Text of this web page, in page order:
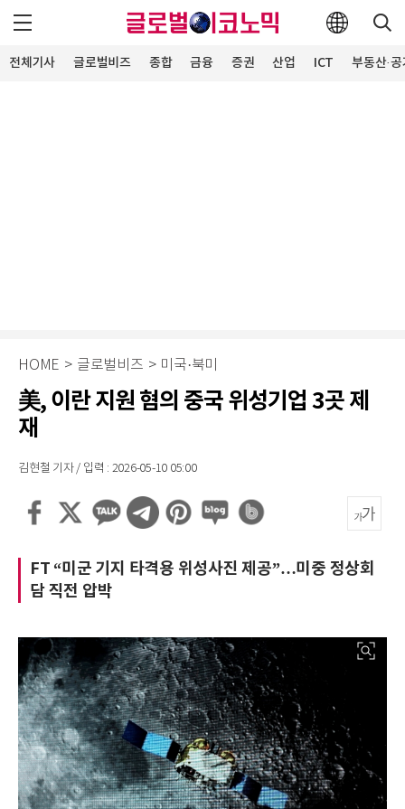
전체기사 글로벌비즈 종합 금융 증권 산업 ICT 부동산·
HOME > 글로벌비즈 > 미국·북미
美, 이란 지원 혐의 중국 위성기업 3곳 제
재
김현철 기자 / 입력 : 2026-05-10 05:00
FT “미군 기지 타격용 위성사진 제공”…미중 정상회
담 직전 압박